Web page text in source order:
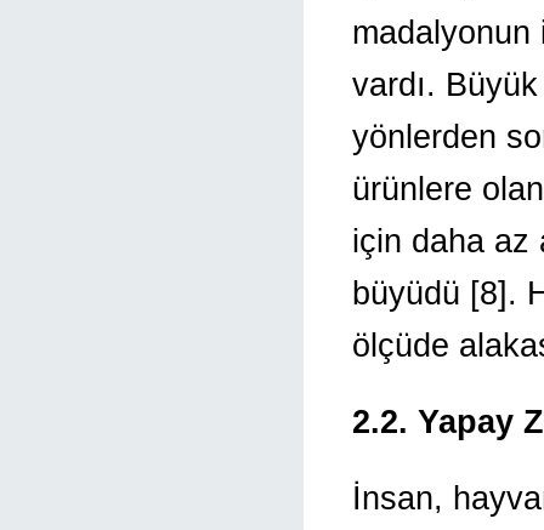
madalyonun
vardı.
yönlerden
ürünlere
için daha az
büyüdü [8].
ölçüde
2.2. Yapay
İnsan,